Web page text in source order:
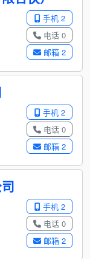
手机 2
电话 0
邮箱 2
手机 2
电话 0
邮箱 2
手机 2
电话 0
邮箱 2